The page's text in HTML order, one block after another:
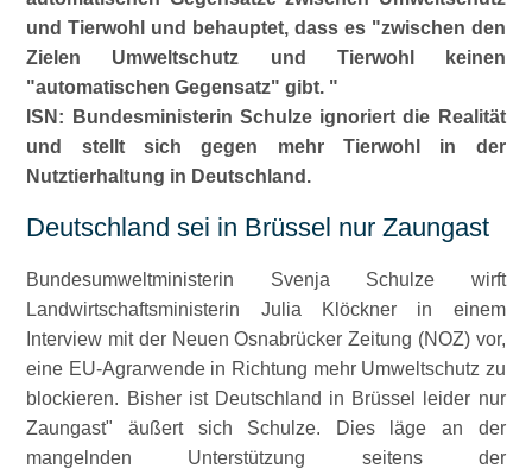
und Tierwohl und behauptet, dass es
zwischen den
Zielen Umweltschutz und Tierwohl keinen
automatischen Gegensatz
gibt.
ISN: Bundesministerin Schulze ignoriert die Realität
und stellt sich gegen mehr Tierwohl in der
Nutztierhaltung in Deutschland.
Deutschland sei in Brüssel nur Zaungast
Bundesumweltministerin Svenja Schulze wirft
Landwirtschaftsministerin Julia Klöckner in einem
Interview mit der Neuen Osnabrücker Zeitung (NOZ) vor,
eine EU-Agrarwende in Richtung mehr Umweltschutz zu
blockieren. Bisher ist Deutschland in Brüssel leider nur
Zaungast
äußert sich Schulze. Dies läge an der
mangelnden Unterstützung seitens der